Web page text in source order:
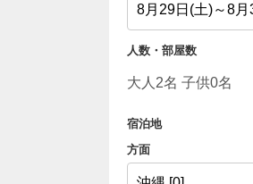
人数・部屋数
宿泊地
方面